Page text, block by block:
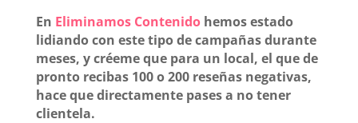
En Eliminamos Contenidohemos estado
lidiando con este tipo de campañas durante
meses, y créeme que para un local, el que de
pronto recibas 100 o 200 reseñas negativas,
hace que directamente pases a no tener
clientela.